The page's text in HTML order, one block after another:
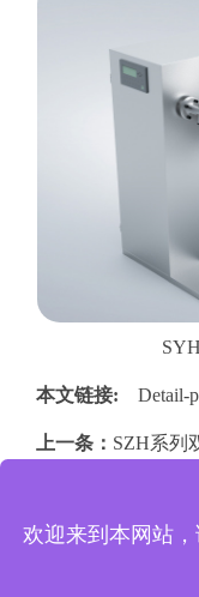
本文链接: Detail-
上一条： SZH系列
欢迎来到本网站